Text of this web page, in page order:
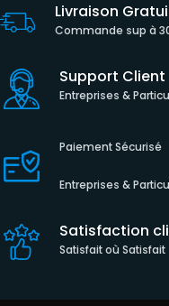
Livraison
Commande sup à
Support Client
Entreprises &
Paiement Sécurisé
Entreprises &
Satisfaction
Satisfait où Satisfait